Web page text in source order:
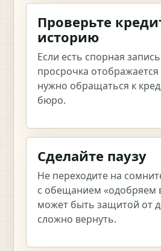
Проверьте
историю
Если есть спорная
просрочка
нужно обращаться к
бюро.
Сделайте паузу
Не переходите на
с обещанием «одобряем
может быть защитой от
сложно вернуть.